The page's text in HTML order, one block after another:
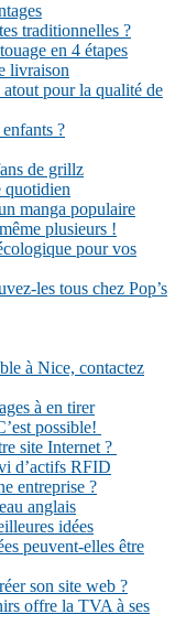
traditionnelles ?
en 4 étapes
livraison
pour la qualité de
?
de grillz
quotidien
manga populaire
plusieurs !
pour vos
les tous chez Pop’s
à Nice, contactez
à en tirer
possible!
site Internet ?
d’actifs RFID
entreprise ?
anglais
idées
peuvent-elles être
son site web ?
offre la TVA à ses